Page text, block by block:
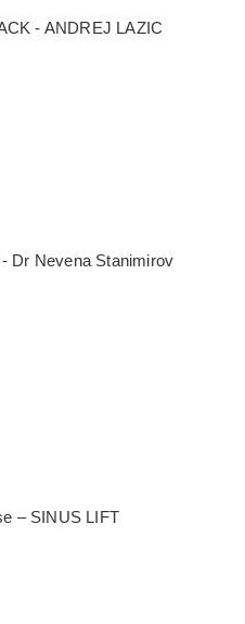
- ANDREJ LAZIC
Dr Nevena Stanimirov
– SINUS LIFT